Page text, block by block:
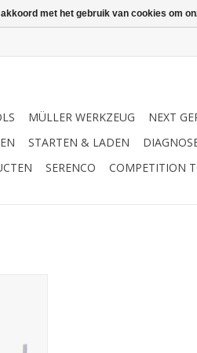
MÜLLER WERKZEUG NEXT
STARTEN & LADEN
SERENCO COMPETITION
met het gebruik van cookies om